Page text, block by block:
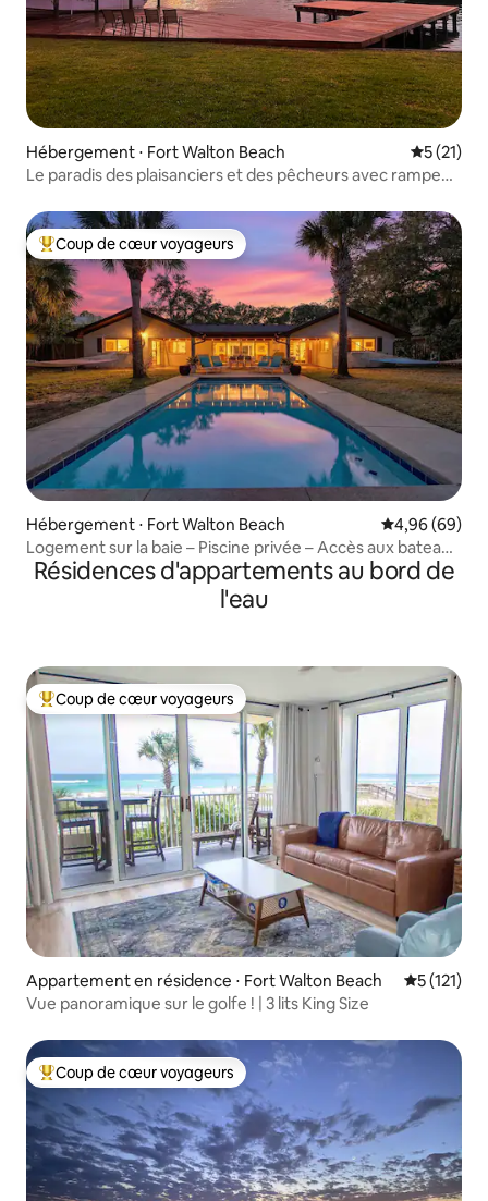
Hébergement ⋅ Fort Walton Beach
5 (21)
Le paradis des plaisanciers et des pêcheurs avec rampe
Coups de cœur voyageurs les plus appréciés
Coup de cœur voyageurs
Hébergement ⋅ Fort Walton Beach Évaluation
4,96 (69)
Logement sur la baie – Piscine privée – Accès aux bateaux
– Kayaks – Pêche !
Résidences d'appartements au bord de
l'eau
Coups de cœur voyageurs les plus appréciés
Coup de cœur voyageurs
Appartement en résidence ⋅ Fort Walton Beach Évaluation
5 (121)
Vue panoramique sur le golfe ! | 3 lits King Size
Coups de cœur voyageurs les plus appréciés
Coup de cœur voyageurs